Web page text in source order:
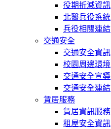
役期折減資訊
北醫兵役系統
兵役相關連結
交通安全
交通安全資訊
校園周邊環境
交通安全宣導
交通安全連結
賃居服務
賃居資訊服務
租屋安全資訊